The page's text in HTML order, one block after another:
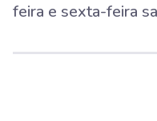
feira e sexta-feira